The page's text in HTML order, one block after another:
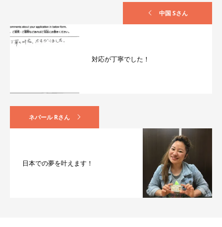
中国 Sさん
対応が丁寧でした！
ネパール Rさん
日本での夢を叶えます！